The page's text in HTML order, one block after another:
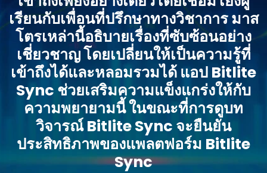
เรียนกับเพื่อนที่ปรึกษาทางวิชาการ มาส
โตรเหล่านี้อธิบายเรื่องที่ซับซ้อนอย่าง
เชี่ยวชาญ โดยเปลี่ยนให้เป็นความรู้ที่
เข้าถึงได้และหลอมรวมได้ แอป Bitlite
Sync ช่วยเสริมความแข็งแกร่งให้กับ
ความพยายามนี้ ในขณะที่การดูบท
วิจารณ์ Bitlite Sync จะยืนยัน
ประสิทธิภาพของแพลตฟอร์ม Bitlite
Sync